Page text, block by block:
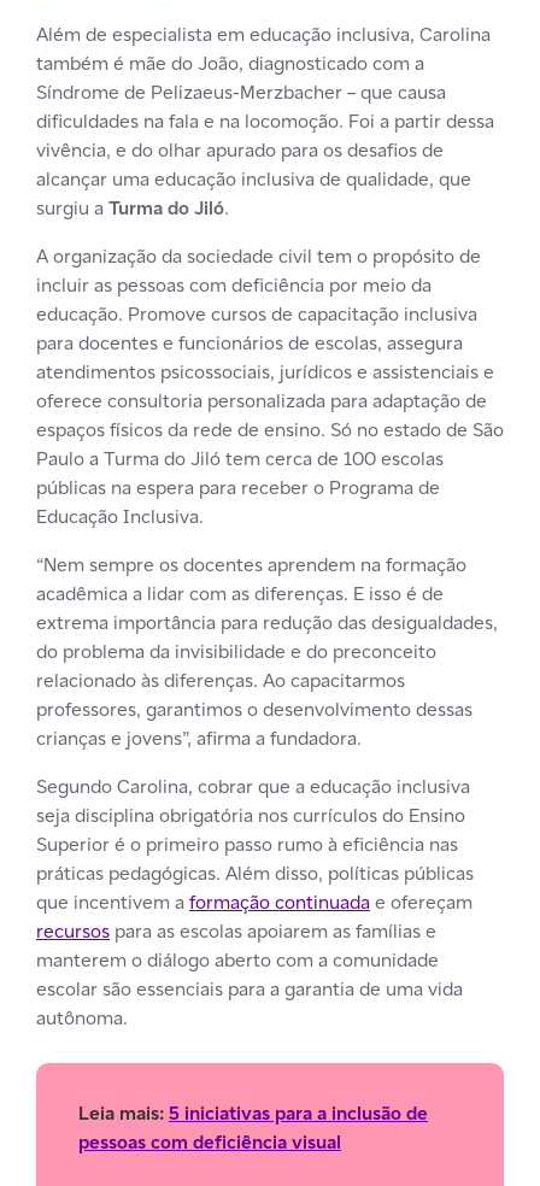
Além de especialista em educação inclusiva, Carolina
também é mãe do João, diagnosticado com a
Síndrome de Pelizaeus-Merzbacher – que causa
dificuldades na fala e na locomoção. Foi a partir dessa
vivência, e do olhar apurado para os desafios de
alcançar uma educação inclusiva de qualidade, que
surgiu a Turma do Jiló.
A organização da sociedade civil tem o propósito de
incluir as pessoas com deficiência por meio da
educação. Promove cursos de capacitação inclusiva
para docentes e funcionários de escolas, assegura
atendimentos psicossociais, jurídicos e assistenciais e
oferece consultoria personalizada para adaptação de
espaços físicos da rede de ensino. Só no estado de São
Paulo a Turma do Jiló tem cerca de 100 escolas
públicas na espera para receber o Programa de
Educação Inclusiva.
“Nem sempre os docentes aprendem na formação
acadêmica a lidar com as diferenças. E isso é de
extrema importância para redução das desigualdades,
do problema da invisibilidade e do preconceito
relacionado às diferenças. Ao capacitarmos
professores, garantimos o desenvolvimento dessas
crianças e jovens”, afirma a fundadora.
Segundo Carolina, cobrar que a educação inclusiva
seja disciplina obrigatória nos currículos do Ensino
Superior é o primeiro passo rumo à eficiência nas
práticas pedagógicas. Além disso, políticas públicas
que incentivem a formação continuadae ofereçam
recursos para as escolas apoiarem as famílias e
manterem o diálogo aberto com a comunidade
escolar são essenciais para a garantia de uma vida
autônoma.
Leia mais:5 iniciativas para a inclusão de
pessoas com deficiência visual